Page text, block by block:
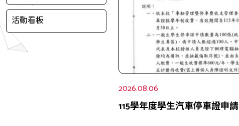
活動看板
2026.08.06
115學年度學生汽車停車證申請